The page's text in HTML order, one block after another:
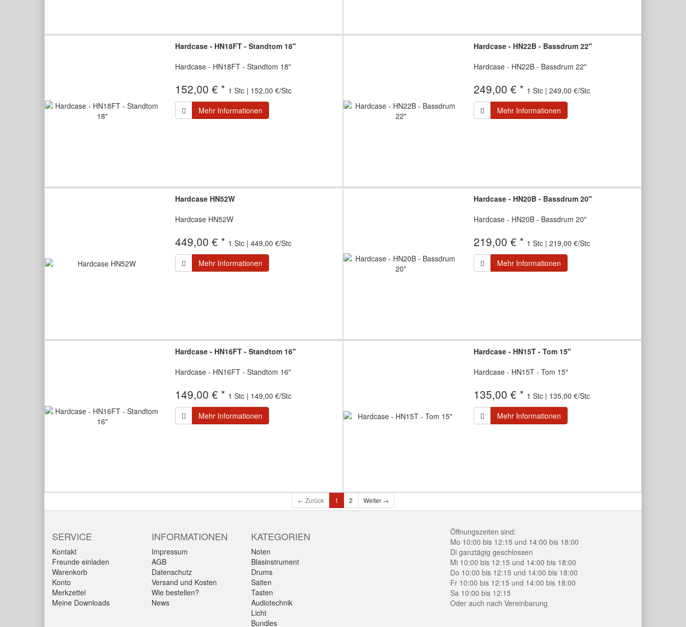
Hardcase - HN18FT - Standtom 18"
Hardcase - HN18FT - Standtom 18"
152,00 € * 1 Stc | 152,00 €/Stc
Mehr Informationen
Hardcase - HN22B - Bassdrum 22"
Hardcase - HN22B - Bassdrum 22"
249,00 € * 1 Stc | 249,00 €/Stc
Mehr Informationen
Hardcase HN52W
Hardcase HN52W
449,00 € * 1 Stc | 449,00 €/Stc
Mehr Informationen
Hardcase - HN20B - Bassdrum 20"
Hardcase - HN20B - Bassdrum 20"
219,00 € * 1 Stc | 219,00 €/Stc
Mehr Informationen
Hardcase - HN16FT - Standtom 16"
Hardcase - HN16FT - Standtom 16"
149,00 € * 1 Stc | 149,00 €/Stc
Mehr Informationen
Hardcase - HN15T - Tom 15"
Hardcase - HN15T - Tom 15"
135,00 € * 1 Stc | 135,00 €/Stc
Mehr Informationen
← Zurück 1 2 Weiter →
SERVICE
Kontakt
Freunde einladen
Warenkorb
Konto
Merkzettel
Meine Downloads
INFORMATIONEN
Impressum
AGB
Datenschutz
Versand und Kosten
Wie bestellen?
News
KATEGORIEN
Noten
Blasinstrument
Drums
Saiten
Tasten
Audiotechnik
Licht
Bundles
Öffnungszeiten sind:
Mo 10:00 bis 12:15 und 14:00 bis 18:00
Di ganztägig geschlossen
Mi 10:00 bis 12:15 und 14:00 bis 18:00
Do 10:00 bis 12:15 und 14:00 bis 18:00
Fr 10:00 bis 12:15 und 14:00 bis 18:00
Sa 10:00 bis 12:15
Oder auch nach Vereinbarung